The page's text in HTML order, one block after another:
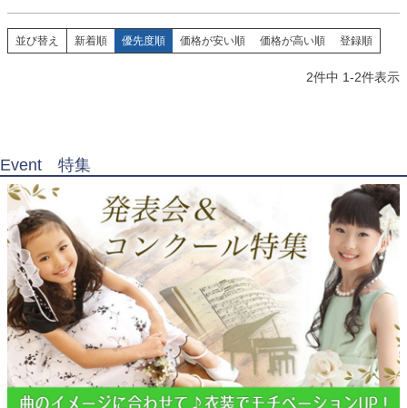
対応
予約 Web または お電話
特典 ヘアメイク・着付け
スタジオを予約 →
並び替え 新着順 優先度順 価格が安い順 価格が高い順 登録順
2件中 1-2件表示
Event 特集